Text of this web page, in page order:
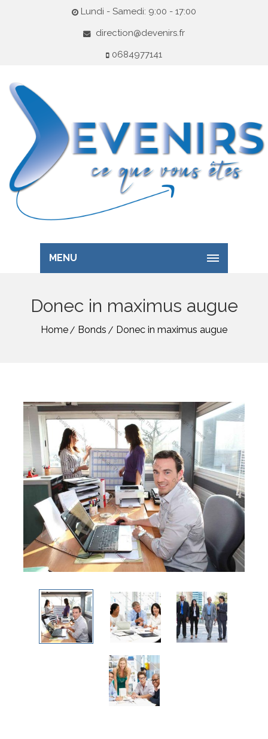
Lundi - Samedi: 9:00 - 17:00
direction@devenirs.fr
0684977141
MENU
Donec in maximus augue
Home Bonds Donec in maximus augue